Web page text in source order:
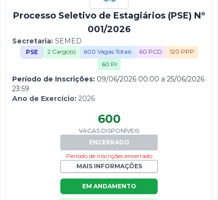
Processo Seletivo de Estagiários (PSE) Nº
001/2026
Secretaria: SEMED
PSE 2 Cargo(s) 600 Vagas Totais 60 PCD
120 PPP
60 PI
Período de Inscrições: 09/06/2026 00:00 a 25/06/2026
23:59
Ano de Exercício: 2026
600
VAGAS DISPONÍVEIS
ENCERRADO
Período de inscrições encerrado
MAIS INFORMAÇÕES
EM ANDAMENTO